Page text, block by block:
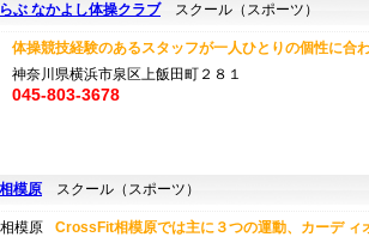
ぶ なかよし体操クラブスクール（スポーツ）
体操競技経験のあるスタッフが一人ひとりの個性に合
神奈川県横浜市泉区上飯田町２８１
045-803-3678
模原 スクール（スポーツ）
CrossFit相模原では主に３つの運動、カーデ ィ